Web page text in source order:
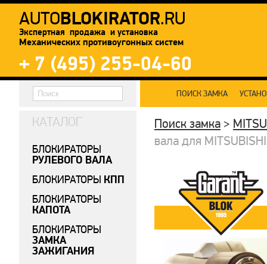
AUTOBLOKIRATOR.RU
Экспертная продажа и установка
Механических противоугонных систем
+ 7 (495) 255-04-60
ПОИСК ЗАМКА
Поиск замка >
вала для
КАТАЛОГ
БЛОКИРАТОРЫ
РУЛЕВОГО ВАЛА
БЛОКИРАТОРЫ КПП
БЛОКИРАТОРЫ
КАПОТА
БЛОКИРАТОРЫ
ЗАМКА
ЗАЖИГАНИЯ